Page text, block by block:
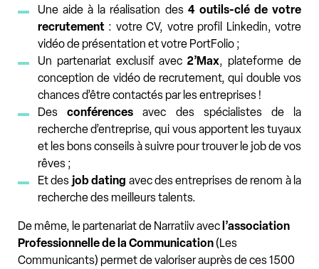
Une aide à la réalisation des 4 outils-clé de votre
recrutement : votre CV, votre profil Linkedin, votre
vidéo de présentation et votre PortFolio ;
Un partenariat exclusif avec2’Max, plateforme de
conception de vidéo de recrutement, qui double vos
chances d’être contactés par les entreprises !
Desconférences avec des spécialistes de la
recherche d’entreprise, qui vous apportent les tuyaux
et les bons conseils à suivre pour trouver le job de vos
rêves ;
Et des job dating avec des entreprises de renom à la
recherche des meilleurs talents.
De même, le partenariat de Narratiiv avec l’association
Professionnelle de la Communication(Les
Communicants) permet de valoriser auprès de ces 1500